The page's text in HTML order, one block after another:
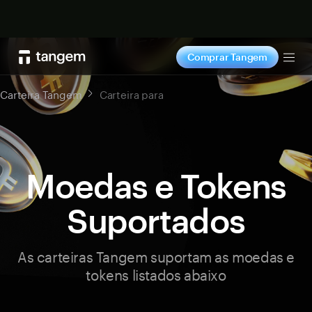
Comprar Tangem
Carteira Tangem Carteira para
Moedas e Tokens
Suportados
As carteiras Tangem suportam as moedas e
tokens listados abaixo